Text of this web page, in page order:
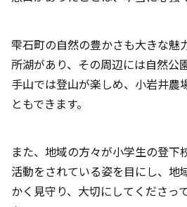
雫石町の自然の豊かさも大きな魅
所湖があり、その周辺には自然公
手山では登山が楽しめ、小岩井農
ともできます。
また、地域の方々が小学生の登下
活動をされている姿を目にし、地
かく見守り、大切にしてくださっ